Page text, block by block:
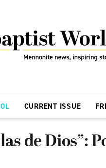
CURRENT ISSUE
de Dios”: